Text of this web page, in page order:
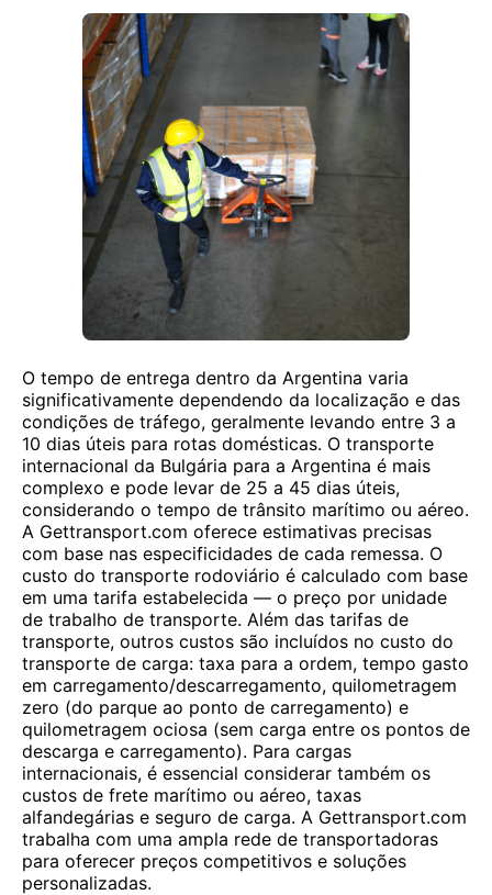
O tempo de entrega dentro da Argentina varia
significativamente dependendo da localização e das
condições de tráfego, geralmente levando entre 3 a
10 dias úteis para rotas domésticas. O transporte
internacional da Bulgária para a Argentina é mais
complexo e pode levar de 25 a 45 dias úteis,
considerando o tempo de trânsito marítimo ou aéreo.
A Gettransport.com oferece estimativas precisas
com base nas especificidades de cada remessa. O
custo do transporte rodoviário é calculado com base
em uma tarifa estabelecida — o preço por unidade
de trabalho de transporte. Além das tarifas de
transporte, outros custos são incluídos no custo do
transporte de carga: taxa para a ordem, tempo gasto
em carregamento/descarregamento, quilometragem
zero (do parque ao ponto de carregamento) e
quilometragem ociosa (sem carga entre os pontos de
descarga e carregamento). Para cargas
internacionais, é essencial considerar também os
custos de frete marítimo ou aéreo, taxas
alfandegárias e seguro de carga. A Gettransport.com
trabalha com uma ampla rede de transportadoras
para oferecer preços competitivos e soluções
personalizadas.